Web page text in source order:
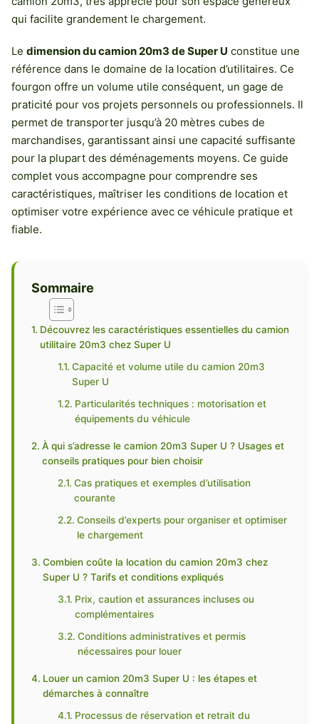
qui facilite grandement le chargement.
Le dimension du camion 20m3 de Super U constitue une
référence dans le domaine de la location d’utilitaires. Ce
fourgon offre un volume utile conséquent, un gage de
praticité pour vos projets personnels ou professionnels. Il
permet de transporter jusqu’à 20 mètres cubes de
marchandises, garantissant ainsi une capacité suffisante
pour la plupart des déménagements moyens. Ce guide
complet vous accompagne pour comprendre ses
caractéristiques, maîtriser les conditions de location et
optimiser votre expérience avec ce véhicule pratique et
fiable.
Sommaire
Découvrez les caractéristiques essentielles du camion
utilitaire 20m3 chez Super U
Capacité et volume utile du camion 20m3
Super U
Particularités techniques : motorisation et
équipements du véhicule
À qui s’adresse le camion 20m3 Super U ? Usages et
conseils pratiques pour bien choisir
Cas pratiques et exemples d’utilisation
courante
Conseils d’experts pour organiser et optimiser
le chargement
Combien coûte la location du camion 20m3 chez
Super U ? Tarifs et conditions expliqués
Prix, caution et assurances incluses ou
complémentaires
Conditions administratives et permis
nécessaires pour louer
Louer un camion 20m3 Super U : les étapes et
démarches à connaître
Processus de réservation et retrait du